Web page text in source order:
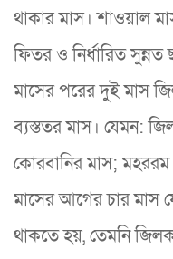
থাকার মাস। শাওয়াল
ফিতর ও নির্ধারিত
মাসের পরের দুই মাস
ব্যস্ততর মাস। যেমন:
কোরবানির মাস;
মাসের আগের চার মাস
থাকতে হয়, তেমনি